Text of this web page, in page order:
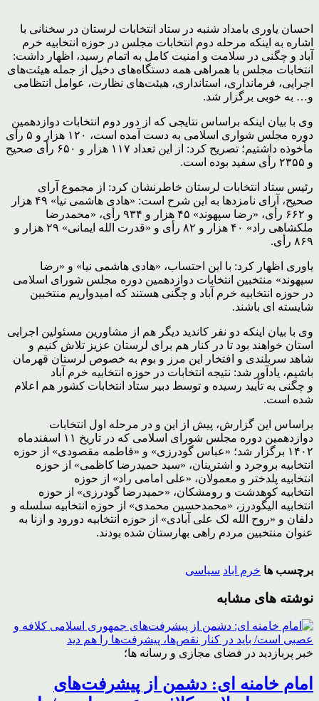
احسان یاوری بامداد شنبه در ستاد انتخابات لرستان در سخنانی با
اشاره به اینکه مرحله دوم انتخابات مجلس در حوزه انتخابیه خرم
آباد و چگنی در سلامت و امنیت کامل به اتمام رسید، اظهار داشت:
انتخابات مجلس با همراهی همه دستگاه‌های دخیل از جمله هیئت‌های
اجرایی، فرمانداری، استانداری، هیئت‌های نظارت، عوامل انتظامی
و… به خوبی برگزار شد.
وی با بیان اینکه براساس نتایجی که از دور دوم انتخابات دوازدهمین
دوره مجلس شواری اسلامی به دست آمده است، ۱۲۰ هزار و ۵ رأی
مأخوذه داشتیم؛ تصریح کرد: از این تعداد ۱۱۷ هزار و ۶۵۰ رأی صحیح
و ۲۳۵۵ رأی سفید بوده است.
رئیس ستاد انتخابات لرستان خاطرنشان کرد: از مجموع آرای
صحیح، آرای نامزدها به این شرح است: «هادی هاشمی نیا» ۴۹ هزار
و ۶۶۲ رأی، «رضا سپهوند» ۴۵ هزار و ۹۳۴ رأی، «محمدرضا
ملکشاهی راد» ۴۰ هزار و ۸۲ رأی و «قدرت الله ایمانی» ۲۹ هزار و
۸۶۹ رأی.
یاوری اظهار کرد: با این احتساب، «هادی هاشمی نیا» و «رضا
سپهوند» منتخبین انتخابات دوازدهمین دوره مجلس شورای اسلامی
در حوزه انتخابیه خرم آباد و چگنی هستند که امیدواریم منتخبین
شایسته ای باشند.
وی با بیان اینکه دو نفر کاندید دیگر هم از مشاورین مسئولین اجرایی
استان خواهند بود تا در کنار هم برای لرستان عزیز تلاش کنیم و
شاهد سربلندی و افتخار این مرز و بوم به خصوص لرستان قهرمان
باشیم، یادآور شد: نتیجه انتخابات در حوزه انتخابیه خرم آباد
و چگنی به تأیید رسیده و توسط دبیر ستاد انتخابات کشور هم اعلام
شده است.
براساس این گزارش، پیش از این و در مرحله اول انتخابات
دوازدهمین دوره مجلس شورای اسلامی که در تاریخ ۱۱ اسفندماه
۱۴۰۲ برگزار شد؛ «عباس گودرزی» و «فاطمه مقصودی» از حوزه
انتخابیه بروجرد و اشترینان، «سید حمیدرضا کاظمی» از حوزه
انتخابیه پلدختر و معمولان، «علی امامی راد» از حوزه
انتخابیه کوهدشت و رومشکان، «حمیدرضا گودرزی» از حوزه
انتخابیه الیگودرز، «محمدحسین محمدی» از حوزه انتخابیه سلسله و
دلفان و «روح الله لک علی آبادی» از حوزه انتخابیه دورود و ازنا به
عنوان منتخبین مردم راهی بهارستان شده بودند.
برچسب ها خرم اباد سیاسی
نوشته های مشابه
خبر پربازدید در فضای مجازی و رسانه ها؛
امام خامنه ای: دشمن از پیشرفت‌های